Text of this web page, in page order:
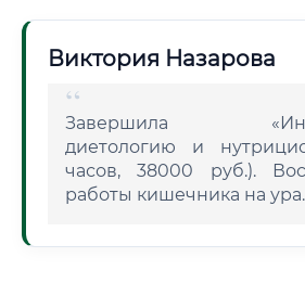
Виктория Назарова
Завершила
диетологию и
часов, 38000 руб.).
работы кишечника на ура.